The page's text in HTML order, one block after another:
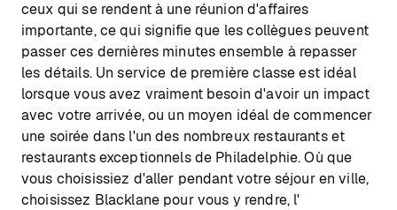
ceux qui se rendent à une réunion d'affaires
importante, ce qui signifie que les collègues peuvent
passer ces dernières minutes ensemble à repasser
les détails. Un service de première classe est idéal
lorsque vous avez vraiment besoin d'avoir un impact
avec votre arrivée, ou un moyen idéal de commencer
une soirée dans l'un des nombreux restaurants et
restaurants exceptionnels de Philadelphie. Où que
vous choisissiez d'aller pendant votre séjour en ville,
choisissez Blacklane pour vous y rendre, l'